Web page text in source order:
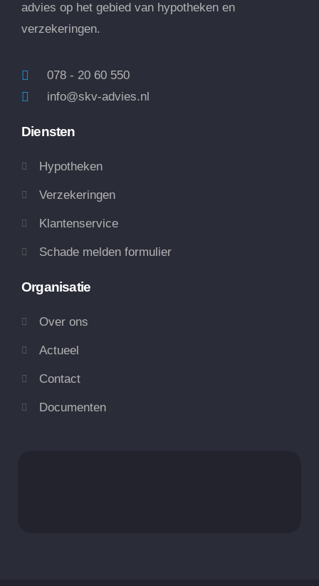
advies op het gebied van hypotheken en
verzekeringen.
078 - 20 60 550
info@skv-advies.nl
Diensten
Hypotheken
Verzekeringen
Klantenservice
Schade melden formulier
Organisatie
Over ons
Actueel
Contact
Documenten